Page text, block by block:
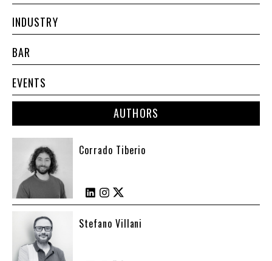
INDUSTRY
BAR
EVENTS
AUTHORS
Corrado Tiberio
Stefano Villani